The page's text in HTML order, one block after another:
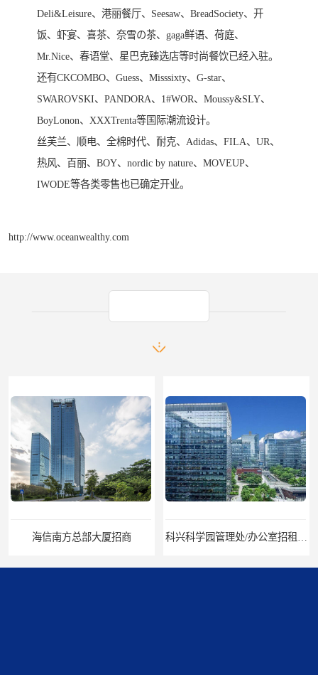
Deli&Leisure、港丽餐厅、Seesaw、BreadSociety、开
饭、虾宴、喜茶、奈雪の茶、gaga鲜语、荷庭、
Mr.Nice、春语堂、星巴克臻选店等时尚餐饮已经入驻。
还有CKCOMBO、Guess、Misssixty、G-star、
SWAROVSKI、PANDORA、1#WOR、Moussy&SLY、
BoyLonon、XXXTrenta等国际潮流设计。
丝芙兰、顺电、全棉时代、耐克、Adidas、FILA、UR、
热风、百丽、BOY、nordic by nature、MOVEUP、
IWODE等各类零售也已确定开业。
http://www.oceanwealthy.com
海信南方总部大厦招商